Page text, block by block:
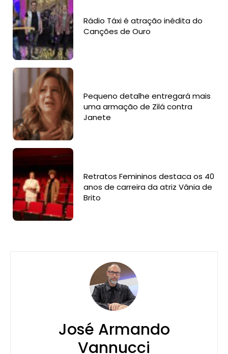
Rádio Táxi é atração inédita do
Canções de Ouro
Pequeno detalhe entregará mais
uma armação de Zilá contra
Janete
Retratos Femininos destaca os 40
anos de carreira da atriz Vânia de
Brito
José Armando
Vannucci